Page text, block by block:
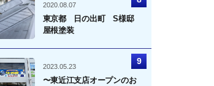
2020.08.07
東京都 日の出町 S様邸
屋根塗装
2023.05.23
〜東近江支店オープンのお